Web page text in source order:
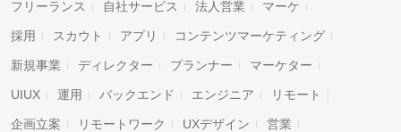
フリーランス 自社サービス 法人営業 マーケ
採用 スカウト アプリ コンテンツマーケティング
新規事業 ディレクター プランナー マーケター
UIUX 運用 バックエンド エンジニア リモート
企画立案 リモートワーク UXデザイン 営業